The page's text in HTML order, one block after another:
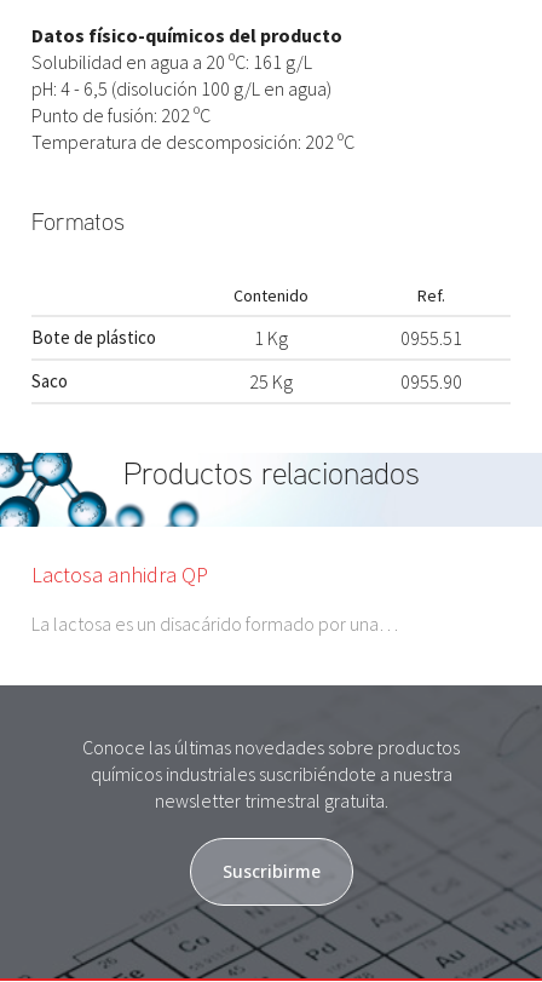
Datos físico-químicos del producto
Solubilidad en agua a 20 ºC: 161 g/L
pH: 4 - 6,5 (disolución 100 g/L en agua)
Punto de fusión: 202 ºC
Temperatura de descomposición: 202 ºC
Formatos
Contenido Ref.
Bote de plástico 1 Kg 0955.51
Saco 25 Kg 0955.90
Productos relacionados
Lactosa anhidra QP
La lactosa es un disacárido formado por una…
Conoce las últimas novedades sobre productos
químicos industriales suscribiéndote a nuestra
newsletter trimestral gratuita.
Suscribirme